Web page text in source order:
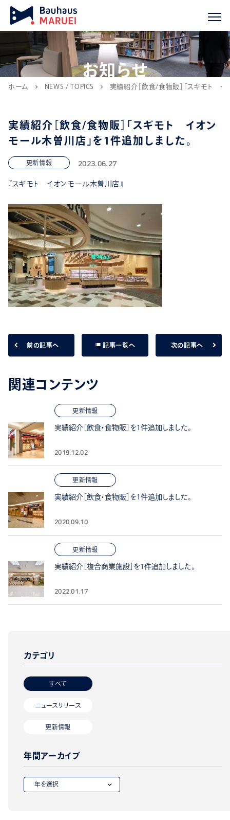
お知らせ
ホーム chevron_right NEWS / TOPICS chevron_right 実績紹介［飲食/食物販］「スギモト イ
実績紹介［飲食/食物販］「スギモト イオン
モール木曽川店」を1件追加しました。
更新情報 2023.06.27
『スギモト イオンモール木曽川店』
前の記事へ list 記事一覧へ 次の記事へ
関連コンテンツ
更新情報
実績紹介［飲食・食物販］を1件追加しました。
2019.12.02
更新情報
実績紹介［飲食・食物販］を1件追加しました。
2020.09.10
更新情報
実績紹介［複合商業施設］を1件追加しました。
2022.01.17
カテゴリ
すべて
ニュースリリース
更新情報
年間アーカイブ